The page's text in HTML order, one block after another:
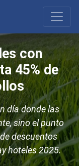
con
45% de
día donde las
sino el punto
descuentos
hoteles 2025.